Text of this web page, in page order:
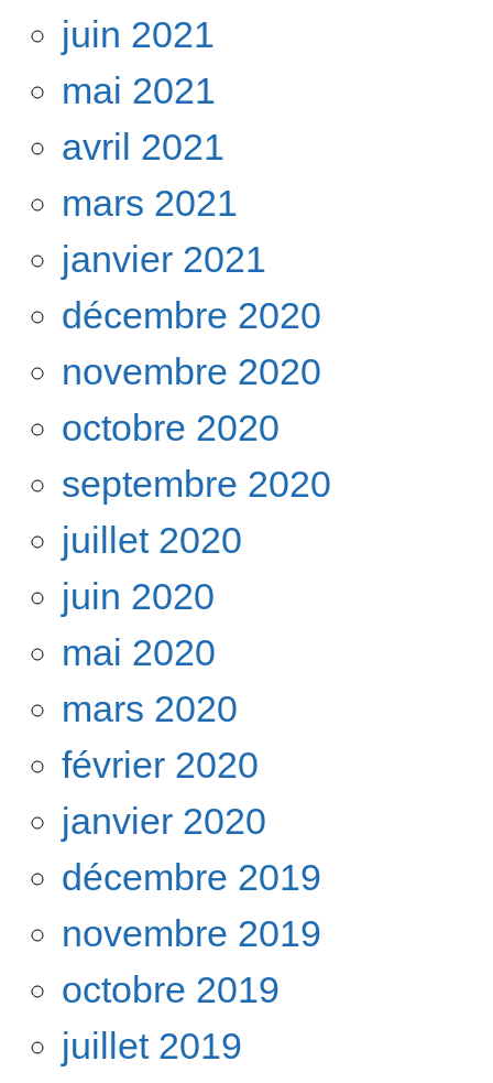
juin 2021
mai 2021
avril 2021
mars 2021
janvier 2021
décembre 2020
novembre 2020
octobre 2020
septembre 2020
juillet 2020
juin 2020
mai 2020
mars 2020
février 2020
janvier 2020
décembre 2019
novembre 2019
octobre 2019
juillet 2019